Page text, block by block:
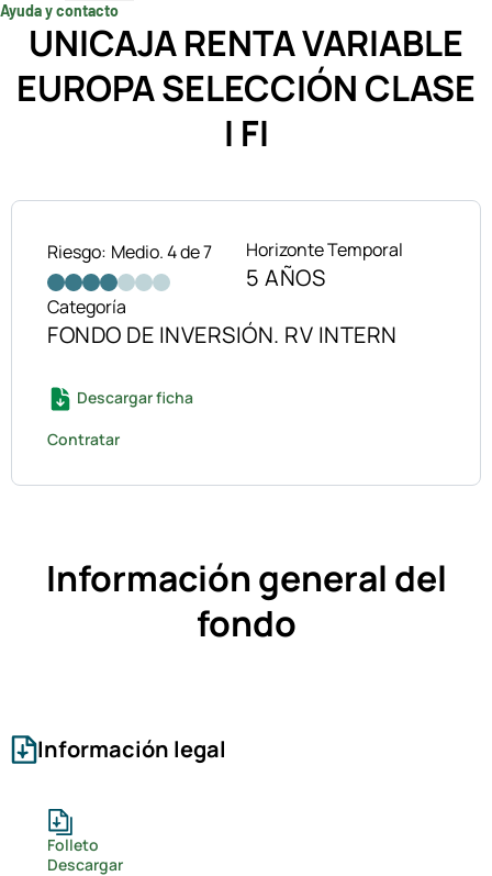
Ayuda y contacto
UNICAJA RENTA VARIABLE
EUROPA SELECCIÓN CLASE
I FI
Riesgo: Medio. 4 de 7 Horizonte Temporal
5 AÑOS
Categoría
FONDO DE INVERSIÓN. RV INTERN
Descargar ficha
Contratar
Información general del
fondo
Información legal
Folleto
Descargar